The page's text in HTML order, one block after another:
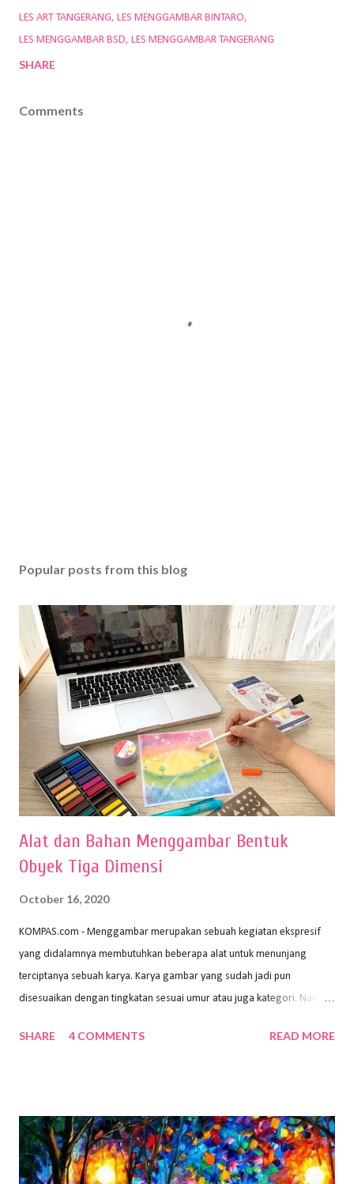
LES ART TANGERANG
LES MENGGAMBAR BINTARO
LES MENGGAMBAR BSD
LES MENGGAMBAR TANGERANG
SHARE
Comments
Popular posts from this blog
Alat dan Bahan Menggambar Bentuk
Obyek Tiga Dimensi
October 16, 2020
KOMPAS.com - Menggambar merupakan sebuah kegiatan ekspresif
yang didalamnya membutuhkan beberapa alat untuk menunjang
terciptanya sebuah karya. Karya gambar yang sudah jadi pun
disesuaikan dengan tingkatan sesuai umur atau juga kategori. Namun,
sehingga hasilnya bisa dilihat. Peran alat dan bahan sangat
memiliki spesifikasi berbeda sesuai jenisnya. Berikut peralatan
menggambar bentuk: 1. Kertas Gambar Kegiatan menggambar
membutuhkan kertas yang baik agar proses pembuatan gambar lebih
SHARE 4 COMMENTS READ MORE